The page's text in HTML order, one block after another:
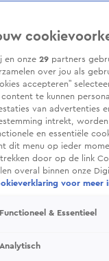
en onze 29 partners
over jou als
accepteren”
content te kunnen
van advertenties
intrekt, worden
en essentiële
dit menu op ieder
door op de link
overal binnen onze
voor meer
Functioneel & Essentieel
Analytisch